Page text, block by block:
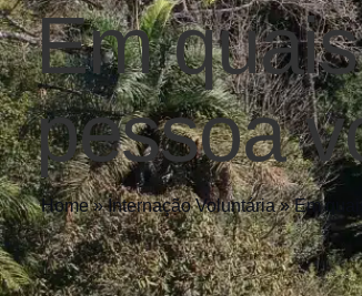
Em
pessoa
Home»Internação Voluntária»Em